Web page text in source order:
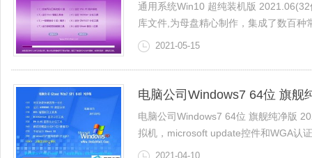
通用系统Win10 超纯装机版
库文件,为母盘精心制作，集成了数百种
2021-05-15
电脑公司Windows7 64位 旗舰
电脑公司Windows7 64位 旗舰纯净版
拟机，microsoft update控件和WGA认
2021-04-10